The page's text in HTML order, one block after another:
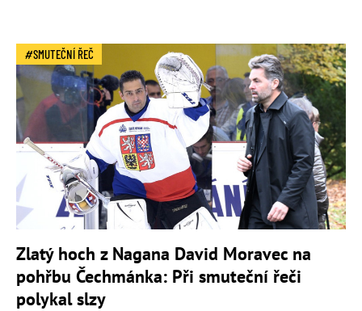
SMUTEČNÍ ŘEČ
Zlatý hoch z Nagana David Moravec na
pohřbu Čechmánka: Při smuteční řeči
polykal slzy